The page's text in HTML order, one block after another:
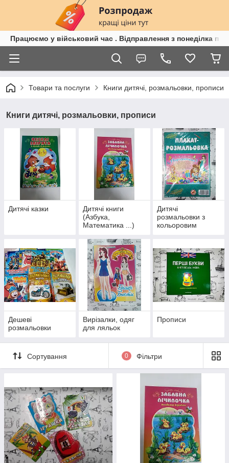
Працюємо у військовий час . Відправлення з понеділка по
Товари та послуги Книги дитячі, розмальовки, прописи
Книги дитячі, розмальовки, прописи
Дитячі казки
Дитячі книги
(Азбука,
Математика ...)
Дитячі
розмальовки з
кольоровим
Дешеві
розмальовки
Вирізалки, одяг
для ляльок
Прописи
Сортування 0 Фільтри